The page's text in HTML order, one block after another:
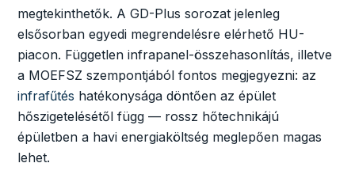
megtekinthetők. A GD-Plus sorozat jelenleg
elsősorban egyedi megrendelésre elérhető HU-
piacon. Független infrapanel-összehasonlítás, illetve
a MOEFSZ szempontjából fontos megjegyezni: az
infrafűtés hatékonysága döntően az épület
hőszigetelésétől függ — rossz hőtechnikájú
épületben a havi energiaköltség meglepően magas
lehet.